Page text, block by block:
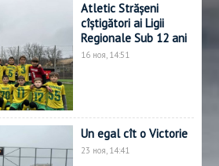
Atletic Strășeni
cîștigători ai Ligii
Regionale Sub 12 ani
16 ноя, 14:51
Un egal cît o Victorie
23 ноя, 14:41